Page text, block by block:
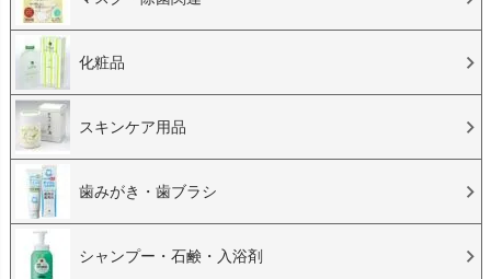
化粧品
スキンケア用品
歯みがき・歯ブラシ
シャンプー・石鹸・入浴剤